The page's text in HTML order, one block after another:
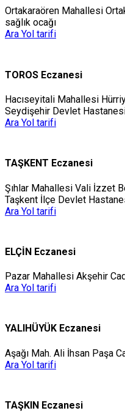
Ortakaraören Mahallesi
sağlık ocağı
Ara Yol tarifi
TOROS Eczanesi
Hacıseyitali Mahallesi
Seydişehir Devlet
Ara Yol tarifi
TAŞKENT Eczanesi
Şıhlar Mahallesi Vali İzzet
Taşkent İlçe Devlet
Ara Yol tarifi
ELÇİN Eczanesi
Pazar Mahallesi Akşehir
Ara Yol tarifi
YALIHÜYÜK Eczanesi
Aşağı Mah. Ali İhsan Paşa
Ara Yol tarifi
TAŞKIN Eczanesi